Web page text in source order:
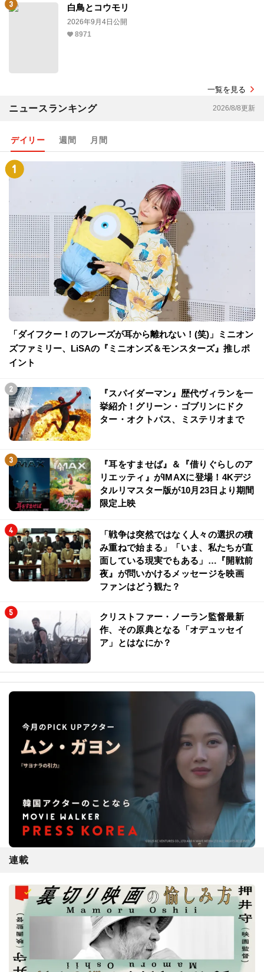
白鳥とコウモリ
2026年9月4日公開
8971
一覧を見る
ニュースランキング 2026/8/8更新
デイリー 週間 月間
「ダイフクー！のフレーズが耳から離れない！(笑)」ミニオン
ズファミリー、LiSAの『ミニオンズ＆モンスターズ』推しポ
イント
『スパイダーマン』歴代ヴィランを一
挙紹介！グリーン・ゴブリンにドク
ター・オクトパス、ミステリオまで
『耳をすませば』＆『借りぐらしのア
リエッティ』がIMAXに登場！4Kデジ
タルリマスター版が10月23日より期間
限定上映
「戦争は突然ではなく人々の選択の積
み重ねで始まる」「いま、私たちが直
面している現実でもある」…『開戦前
夜』が問いかけるメッセージを映画
ファンはどう観た？
クリストファー・ノーラン監督最新
作、その原典となる「オデュッセイ
ア」とはなにか？
連載